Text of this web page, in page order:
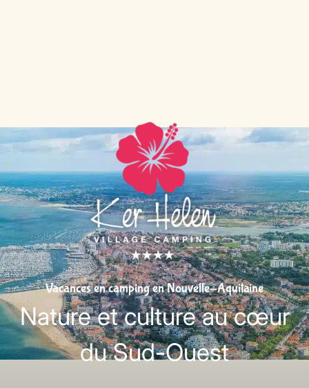
Vacances en camping en Nouvelle-Aquitaine
Nature et culture au cœur
du Sud-Ouest